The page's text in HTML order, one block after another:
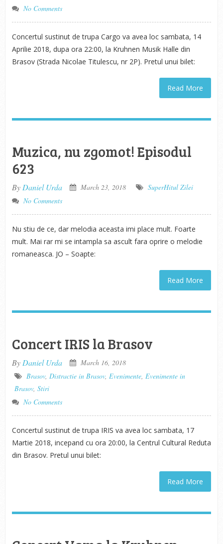
No Comments
Concertul sustinut de trupa Cargo va avea loc sambata, 14
Aprilie 2018, dupa ora 22:00, la Kruhnen Musik Halle din
Brasov (Strada Nicolae Titulescu, nr 2P). Pretul unui bilet:
Read More
Muzica, nu zgomot! Episodul
623
By Daniel Urda March 23, 2018
SuperHitul Zilei
No Comments
Nu stiu de ce, dar melodia aceasta imi place mult. Foarte
mult. Mai rar mi se intampla sa ascult fara oprire o melodie
romaneasca. JO – Soapte:
Read More
Concert IRIS la Brasov
By Daniel Urda
March 16, 2018
Brasov, Distractie in Brasov, Evenimente, Evenimente in
Brasov, Stiri
No Comments
Concertul sustinut de trupa IRIS va avea loc sambata, 17
Martie 2018, incepand cu ora 20:00, la Centrul Cultural Reduta
din Brasov. Pretul unui bilet:
Read More